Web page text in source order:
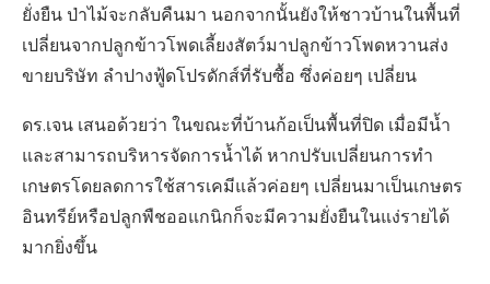
ยั่งยืน ป่าไม้จะกลับคืนมา นอกจากนั้นยังให้ชาวบ้านในพื้นที่
เปลี่ยนจากปลูกข้าวโพดเลี้ยงสัตว์มาปลูกข้าวโพดหวานส่ง
ขายบริษัท ลำปางฟู้ดโปรดักส์ที่รับซื้อ ซึ่งค่อยๆ เปลี่ยน
ดร.เจน เสนอด้วยว่า ในขณะที่บ้านก้อเป็นพื้นที่ปิด เมื่อมีน้ำ
และสามารถบริหารจัดการน้ำได้ หากปรับเปลี่ยนการทำ
เกษตรโดยลดการใช้สารเคมีแล้วค่อยๆ เปลี่ยนมาเป็นเกษตร
อินทรีย์หรือปลูกพืชออแกนิกก็จะมีความยั่งยืนในแง่รายได้
มากยิ่งขึ้น